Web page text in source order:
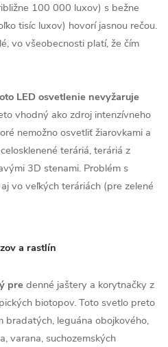
100 000 luxov) s bežne
tisíc luxov) hovorí jasnou rečou.
vo všeobecnosti platí, že čím
LED osvetlenie nevyžaruje
vhodný ako zdroj intenzívneho
nemožno osvetliť žiarovkami a
teráriá, teráriá z
3D stenami. Problém s
vo veľkých teráriách (pre zelené
a rastlín
pre denné jaštery a korytnačky z
biotopov. Toto svetlo preto
bradatých, leguána obojkového,
varana, suchozemských